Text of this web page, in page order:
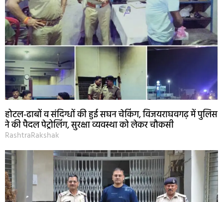
होटल-ढाबों व संदिग्धों की हुई सघन चेकिंग, विजयराघवगढ़ में पुलिस
ने की पैदल पेट्रोलिंग, सुरक्षा व्यवस्था को लेकर चौकसी
RashtraRakshak